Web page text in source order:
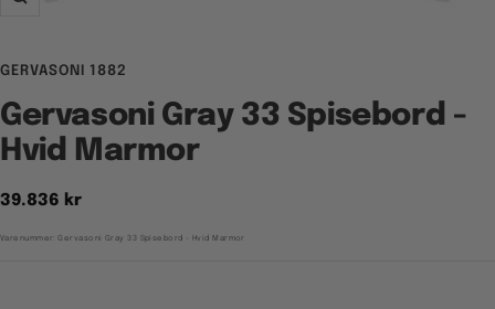
Zoom
GERVASONI 1882
Gervasoni Gray 33 Spisebord -
Hvid Marmor
Tilbudspris
39.836 kr
Varenummer:Gervasoni Gray 33 Spisebord - Hvid Marmor